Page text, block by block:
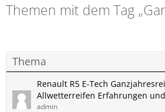
Themen mit dem Tag
Thema
Renault R5 E-Tech
Allwetterreifen Erfahrungen
admin